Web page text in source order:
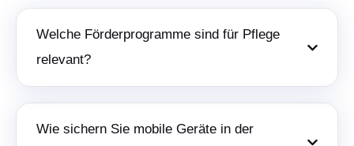
Welche Förderprogramme sind für Pflege
relevant?
Wie sichern Sie mobile Geräte in der